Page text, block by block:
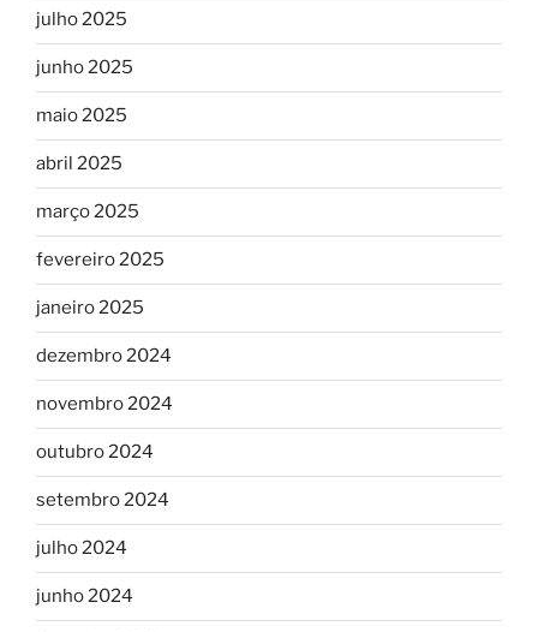
julho 2025
junho 2025
maio 2025
abril 2025
março 2025
fevereiro 2025
janeiro 2025
dezembro 2024
novembro 2024
outubro 2024
setembro 2024
julho 2024
junho 2024